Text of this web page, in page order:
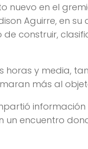
nuevo en el
Aguirre, en
construir,
y media,
más al
un encuentro